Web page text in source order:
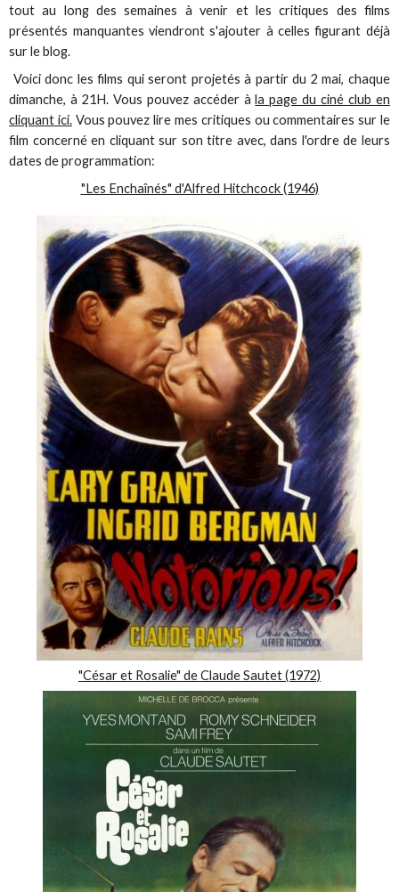
tout au long des semaines à venir et les critiques des films
présentés manquantes viendront s'ajouter à celles figurant déjà
sur le blog.
Voici donc les films qui seront projetés à partir du 2 mai, chaque
dimanche, à 21H. Vous pouvez accéder àla page du ciné club en
cliquant ici.Vous pouvez lire mes critiques ou commentaires sur le
film concerné en cliquant sur son titre avec, dans l'ordre de leurs
dates de programmation:
"Les Enchaînés" d'Alfred Hitchcock (1946)
"César et Rosalie" de Claude Sautet (1972)